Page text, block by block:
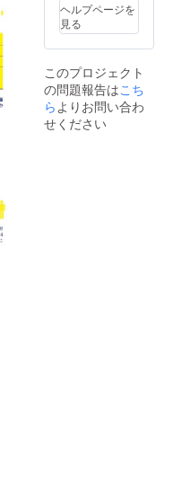
ヘルプページを
見る
このプロジェクト
の問題報告はこち
らよりお問い合わ
せください